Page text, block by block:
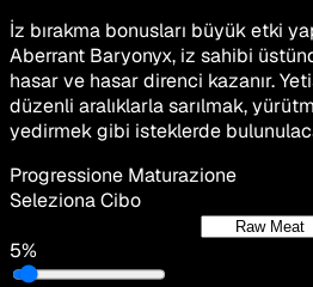
İz bırakma bonusları büyük etki
Aberrant Baryonyx, iz sahibi
hasar ve hasar direnci kazanır.
düzenli aralıklarla sarılmak,
yedirmek gibi isteklerde
Progressione Maturazione
Seleziona Cibo
5%